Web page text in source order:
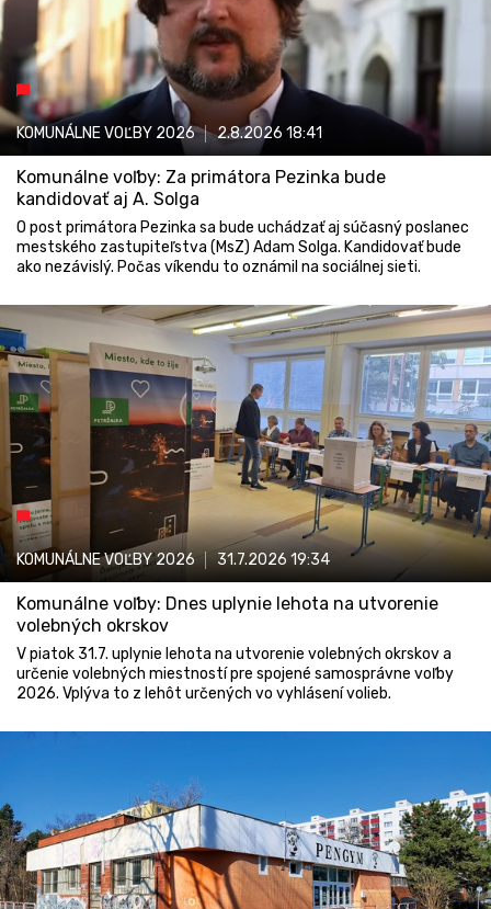
KOMUNÁLNE VOĽBY 2026 2.8.2026 18:41
Komunálne voľby: Za primátora Pezinka bude
kandidovať aj A. Solga
O post primátora Pezinka sa bude uchádzať aj súčasný poslanec
mestského zastupiteľstva (MsZ) Adam Solga. Kandidovať bude
ako nezávislý. Počas víkendu to oznámil na sociálnej sieti.
KOMUNÁLNE VOĽBY 2026 31.7.202619:34
Komunálne voľby: Dnes uplynie lehota na utvorenie
volebných okrskov
V piatok 31.7. uplynie lehota na utvorenie volebných okrskov a
určenie volebných miestností pre spojené samosprávne voľby
2026. Vplýva to z lehôt určených vo vyhlásení volieb.